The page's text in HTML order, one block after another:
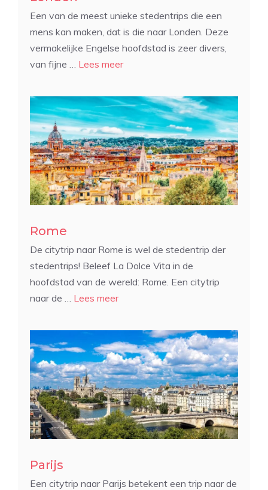
Een van de meest unieke stedentrips die een
mens kan maken, dat is die naar Londen. Deze
vermakelijke Engelse hoofdstad is zeer divers,
van fijne … Lees meer
Rome
De citytrip naar Rome is wel de stedentrip der
stedentrips! Beleef La Dolce Vita in de
hoofdstad van de wereld: Rome. Een citytrip
naar de … Lees meer
Parijs
Een citytrip naar Parijs betekent een trip naar de